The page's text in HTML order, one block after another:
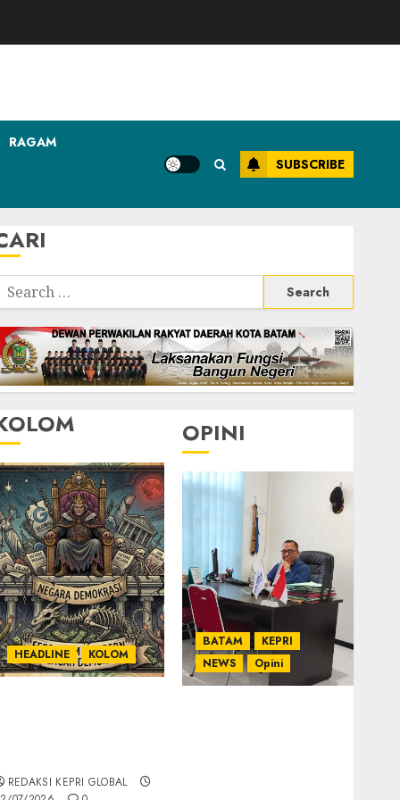
RAGAM
SUBSCRIBE
Search
HEADLINE KOLOM
REDAKSI KEPRI GLOBAL
OPINI
BATAM
KEPRI
NEWS
Opini